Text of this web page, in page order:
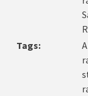
Tags: